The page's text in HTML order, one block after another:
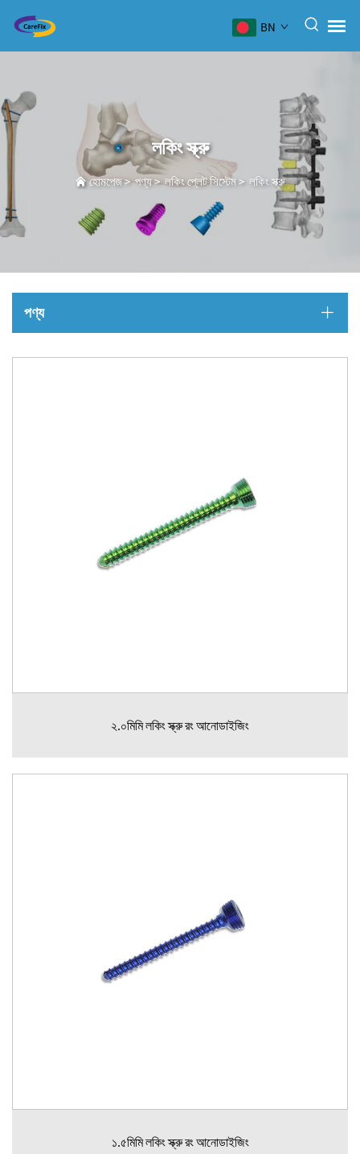
BN
লকিং স্ক্রু
হোমপেজ>পণ্য>লকিং প্লেট সিস্টেম> লকিং স্ক্রু
পণ্য
২.০মিমি লকিং স্ক্রু রং আনোডাইজিং
১.৫মিমি লকিং স্ক্রু রং আনোডাইজিং